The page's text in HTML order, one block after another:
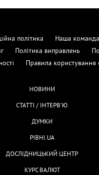
політика Наша команда
Політика виправлень
Правила користування
НОВИНИ
СТАТТІ / ІНТЕРВ'Ю
ДУМКИ
РІВНІ.UA
ДОСЛІДНИЦЬКИЙ ЦЕНТР
КУРС ВАЛЮТ